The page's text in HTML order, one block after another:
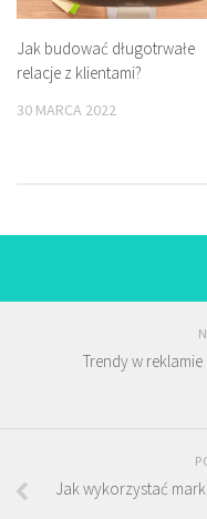
Jak budować długotrwałe
relacje z klientami?
30 MARCA 2022
Trendy w
Jak wykorzystać